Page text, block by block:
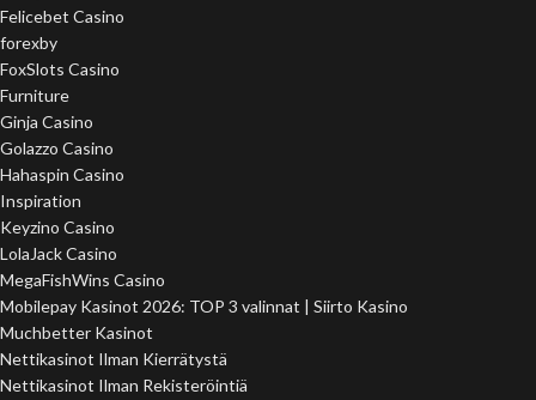
Felicebet Casino
forexby
FoxSlots Casino
Furniture
Ginja Casino
Golazzo Casino
Hahaspin Casino
Inspiration
Keyzino Casino
LolaJack Casino
MegaFishWins Casino
Mobilepay Kasinot 2026: TOP 3 valinnat | Siirto Kasino
Muchbetter Kasinot
Nettikasinot Ilman Kierrätystä
Nettikasinot Ilman Rekisteröintiä